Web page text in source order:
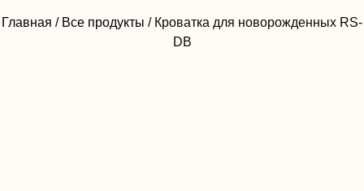
Главная / Все продукты / Кроватка для новорожденных RS-
DB